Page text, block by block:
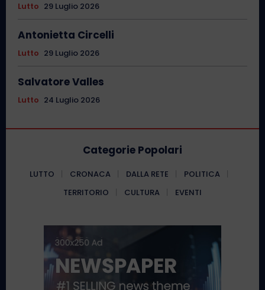
Lutto 29 Luglio 2026
Antonietta Circelli
Lutto 29 Luglio 2026
Salvatore Valles
Lutto 24 Luglio 2026
Categorie Popolari
LUTTO CRONACA DALLA RETE
POLITICA
TERRITORIO
CULTURA EVENTI